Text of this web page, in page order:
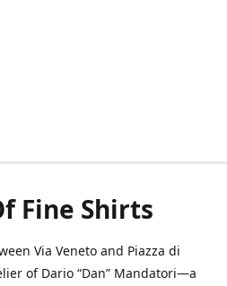
Fine Shirts
Via Veneto and Piazza di
of Dario “Dan” Mandatori—a